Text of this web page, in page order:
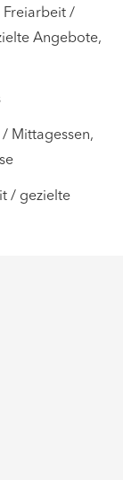
Freiarbeit /
Angebote,
Mittagessen,
/ gezielte